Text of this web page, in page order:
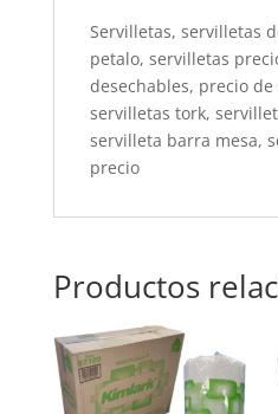
Servilletas, servilletas
petalo, servilletas
desechables, precio
servilletas tork,
servilleta barra mesa,
precio
Productos